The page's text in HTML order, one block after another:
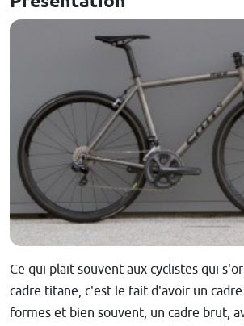
Ce qui plait souvent aux cyclistes qui
cadre titane, c'est le fait d'avoir un
formes et bien souvent, un cadre brut,